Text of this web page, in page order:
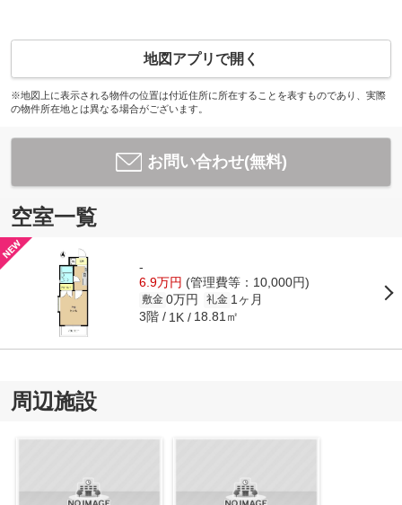
地図アプリで開く
※地図上に表示される物件の位置は付近住所に所在することを表すものであり、実際
の物件所在地とは異なる場合がございます。
お問い合わせ(無料)
空室一覧
-
6.9万円 (管理費等：10,000円)
敷金 0万円 礼金 1ヶ月
3階 1K 18.81㎡
周辺施設